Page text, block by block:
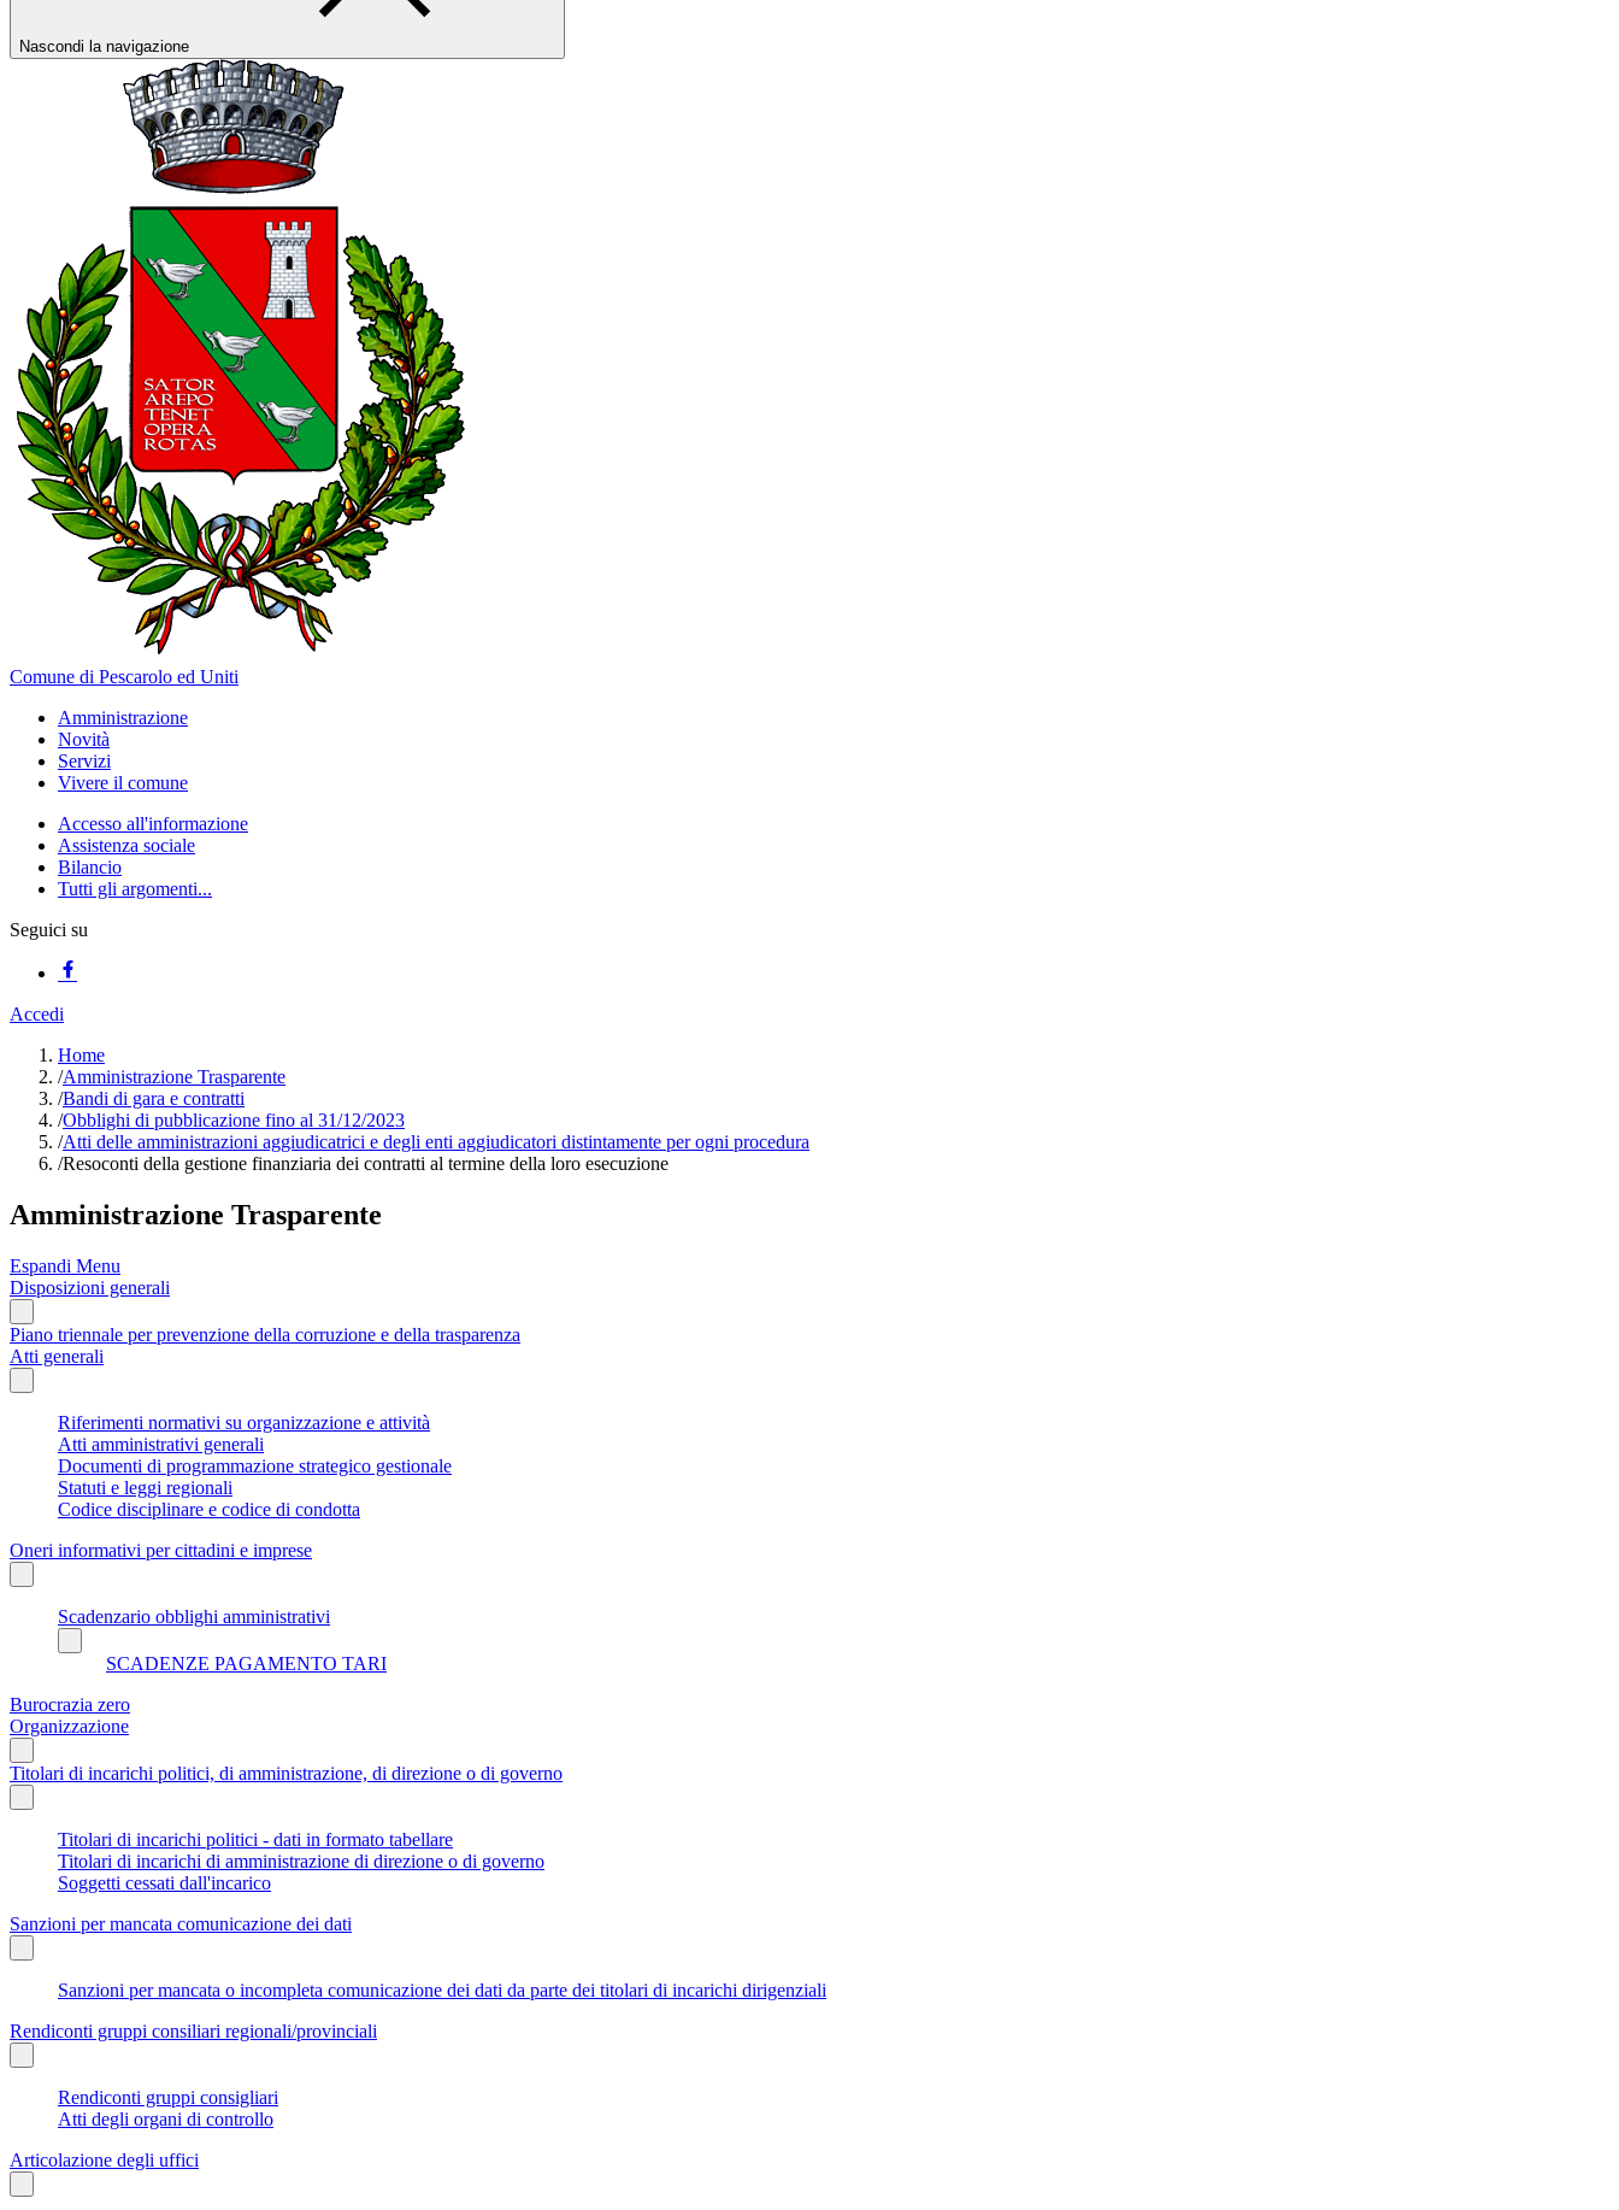
Nascondi la navigazione
Comune di Pescarolo ed Uniti
Amministrazione
Novità
Servizi
Vivere il comune
Accesso all'informazione
Assistenza sociale
Bilancio
Tutti gli argomenti...
Seguici su
Accedi
Home
/Amministrazione Trasparente
/Bandi di gara e contratti
/Obblighi di pubblicazione fino al 31/12/2023
/Atti delle amministrazioni aggiudicatrici e degli enti aggiudicatori distintamente per ogni procedura
/Resoconti della gestione finanziaria dei contratti al termine della loro esecuzione
Amministrazione Trasparente
Espandi Menu
Disposizioni generali
Piano triennale per prevenzione della corruzione e della trasparenza
Atti generali
Riferimenti normativi su organizzazione e attività
Atti amministrativi generali
Documenti di programmazione strategico gestionale
Statuti e leggi regionali
Codice disciplinare e codice di condotta
Oneri informativi per cittadini e imprese
Scadenzario obblighi amministrativi
SCADENZE PAGAMENTO TARI
Burocrazia zero
Organizzazione
Titolari di incarichi politici, di amministrazione, di direzione o di governo
Titolari di incarichi politici - dati in formato tabellare
Titolari di incarichi di amministrazione di direzione o di governo
Soggetti cessati dall'incarico
Sanzioni per mancata comunicazione dei dati
Sanzioni per mancata o incompleta comunicazione dei dati da parte dei titolari di incarichi dirigenziali
Rendiconti gruppi consiliari regionali/provinciali
Rendiconti gruppi consigliari
Atti degli organi di controllo
Articolazione degli uffici